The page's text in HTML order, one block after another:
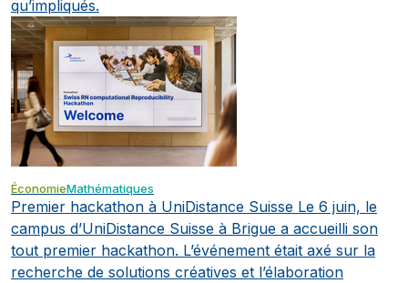
qu’impliqués.
ÉconomieMathématiques
Premier hackathon à UniDistance Suisse Le 6 juin, le
campus d’UniDistance Suisse à Brigue a accueilli son
tout premier hackathon. L’événement était axé sur la
recherche de solutions créatives et l’élaboration